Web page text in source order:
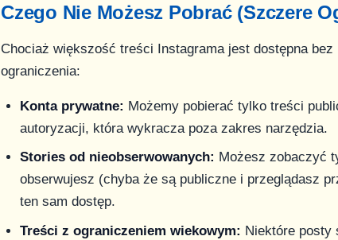
Czego Nie Możesz Pobrać (Szczere
Chociaż większość treści Instagrama jest dostępna
ograniczenia:
Konta prywatne: Możemy pobierać tylko treści
autoryzacji, która wykracza poza zakres narzędzia.
Stories od nieobserwowanych: Możesz zobaczyć
obserwujesz (chyba że są publiczne i przeglądasz
ten sam dostęp.
Treści z ograniczeniem wiekowym: Niektóre posty